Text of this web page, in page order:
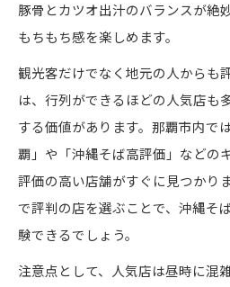
豚骨とカツオ出汁のバランスが絶
もちもち感を楽しめます。
観光客だけでなく地元の人からも
は、行列ができるほどの人気店も
する価値があります。那覇市内で
覇」や「沖縄そば高評価」などの
評価の高い店舗がすぐに見つかり
で評判の店を選ぶことで、沖縄そ
験できるでしょう。
注意点として、人気店は昼時に混